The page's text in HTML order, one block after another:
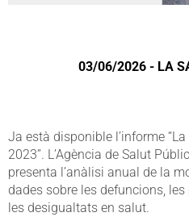
03/06/2026 - LA
Ja està disponible l’informe
2023”. L’Agència de Salut
presenta l’anàlisi anual de la
dades sobre les defuncions,
les desigualtats en salut.